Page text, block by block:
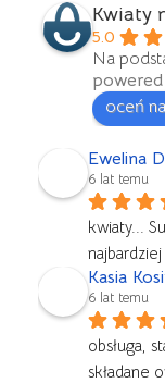
Kwiaty
5.0
Na
oceń
Ewelina
6 lat temu
kwiaty...
Kasia
6 lat temu
obsługa,
składane